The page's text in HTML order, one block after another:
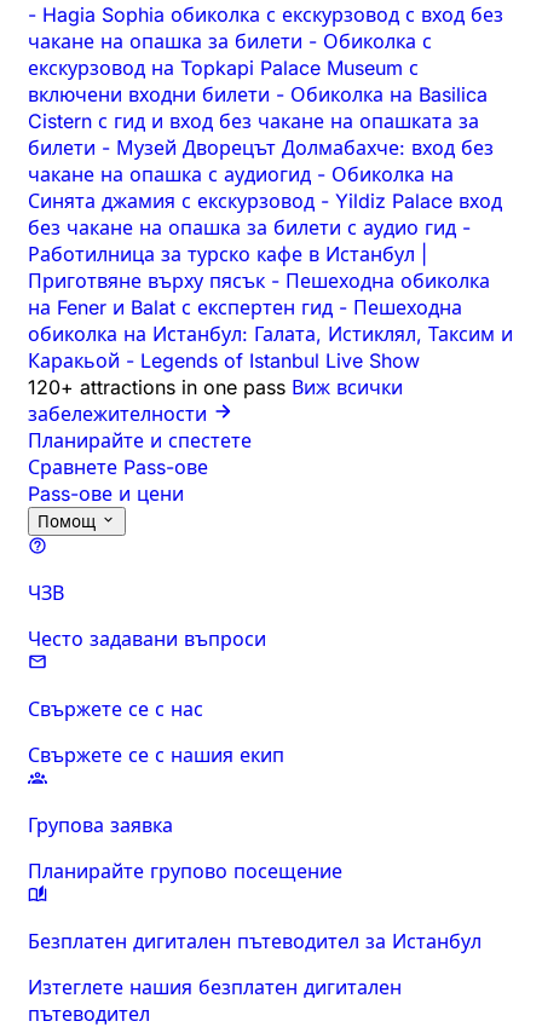
- Hagia Sophia обиколка с екскурзовод с вход без
чакане на опашка за билети - Обиколка с
екскурзовод на Topkapi Palace Museum с
включени входни билети - Обиколка на Basilica
Cistern с гид и вход без чакане на опашката за
билети - Музей Дворецът Долмабахче: вход без
чакане на опашка с аудиогид - Обиколка на
Синята джамия с екскурзовод - Yildiz Palace вход
без чакане на опашка за билети с аудио гид -
Работилница за турско кафе в Истанбул |
Приготвяне върху пясък - Пешеходна обиколка
на Fener и Balat с експертен гид - Пешеходна
обиколка на Истанбул: Галата, Истиклял, Таксим и
Каракьой - Legends of Istanbul Live Show
120+ attractions in one pass Виж всички
забележителности
Планирайте и спестете
Сравнете Pass-ове
Pass-ове и цени
Помощ
ЧЗВ
Често задавани въпроси
Свържете се с нас
Свържете се с нашия екип
Групова заявка
Планирайте групово посещение
Безплатен дигитален пътеводител за Истанбул
Изтеглете нашия безплатен дигитален
пътеводител